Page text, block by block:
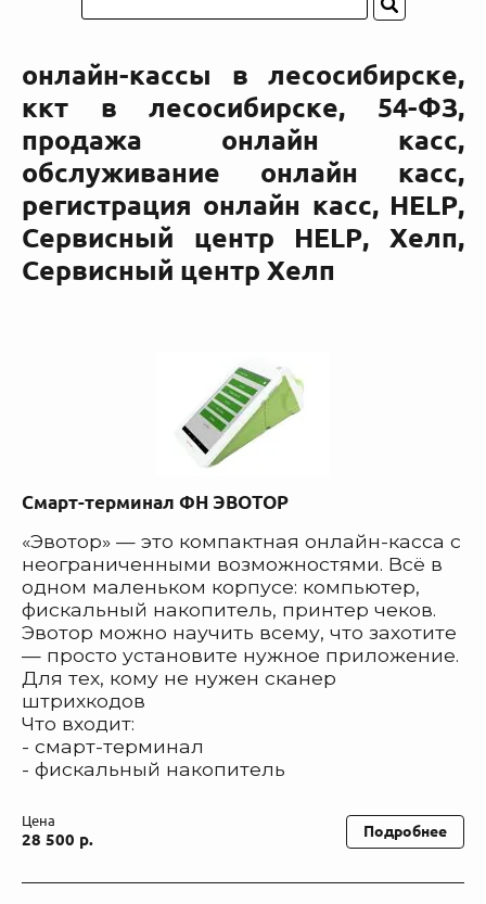
онлайн-кассы в лесосибирске,
ккт в лесосибирске, 54-ФЗ,
продажа онлайн касс,
обслуживание онлайн касс,
регистрация онлайн касс, HELP,
Сервисный центр HELP, Хелп,
Сервисный центр Хелп
Смарт-терминал ФН ЭВОТОР
«Эвотор» — это компактная онлайн-касса с
неограниченными возможностями. Всё в
одном маленьком корпусе: компьютер,
фискальный накопитель, принтер чеков.
Эвотор можно научить всему, что захотите
— просто установите нужное приложение.
Для тех, кому не нужен сканер
штрихкодов
Что входит:
- смарт-терминал
- фискальный накопитель
Цена
28 500 р. Подробнее